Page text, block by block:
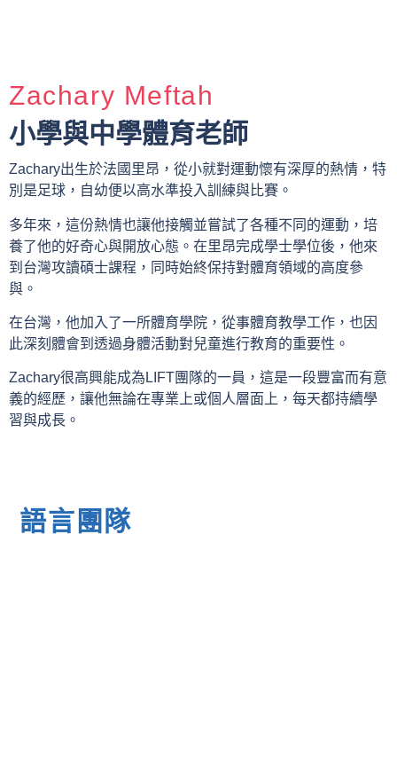
Zachary Meftah
小學與中學體育老師
Zachary出生於法國里昂，從小就對運動懷有深厚的熱情，特
別是足球，自幼便以高水準投入訓練與比賽。
多年來，這份熱情也讓他接觸並嘗試了各種不同的運動，培
養了他的好奇心與開放心態。在里昂完成學士學位後，他來
到台灣攻讀碩士課程，同時始終保持對體育領域的高度參
與。
在台灣，他加入了一所體育學院，從事體育教學工作，也因
此深刻體會到透過身體活動對兒童進行教育的重要性。
Zachary很高興能成為LIFT團隊的一員，這是一段豐富而有意
義的經歷，讓他無論在專業上或個人層面上，每天都持續學
習與成長。
語言團隊